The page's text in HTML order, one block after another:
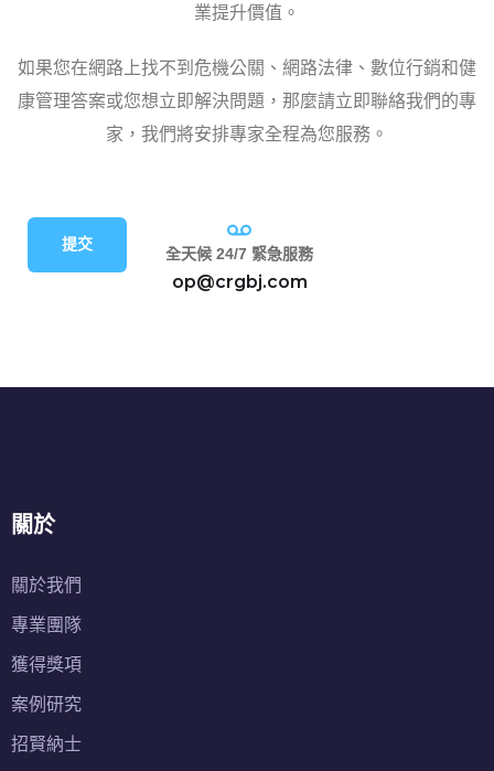
業提升價值。
如果您在網路上找不到危機公關、網路法律、數位行銷和健
康管理答案或您想立即解決問題，那麼請立即聯絡我們的專
家，我們將安排專家全程為您服務。
提交 全天候 24/7 緊急服務
op@crgbj.com
關於
關於我們
專業團隊
獲得獎項
案例研究
招賢納士